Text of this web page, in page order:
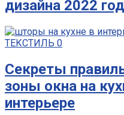
дизайна 2022
ТЕКСТИЛЬ 0
Секреты
зоны окна на
интерьере